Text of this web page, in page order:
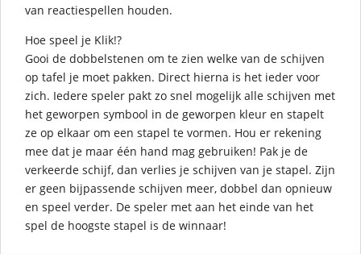
van reactiespellen houden.
Hoe speel je Klik!?
Gooi de dobbelstenen om te zien welke van de schijven
op tafel je moet pakken. Direct hierna is het ieder voor
zich. Iedere speler pakt zo snel mogelijk alle schijven met
het geworpen symbool in de geworpen kleur en stapelt
ze op elkaar om een stapel te vormen. Hou er rekening
mee dat je maar één hand mag gebruiken! Pak je de
verkeerde schijf, dan verlies je schijven van je stapel. Zijn
er geen bijpassende schijven meer, dobbel dan opnieuw
en speel verder. De speler met aan het einde van het
spel de hoogste stapel is de winnaar!